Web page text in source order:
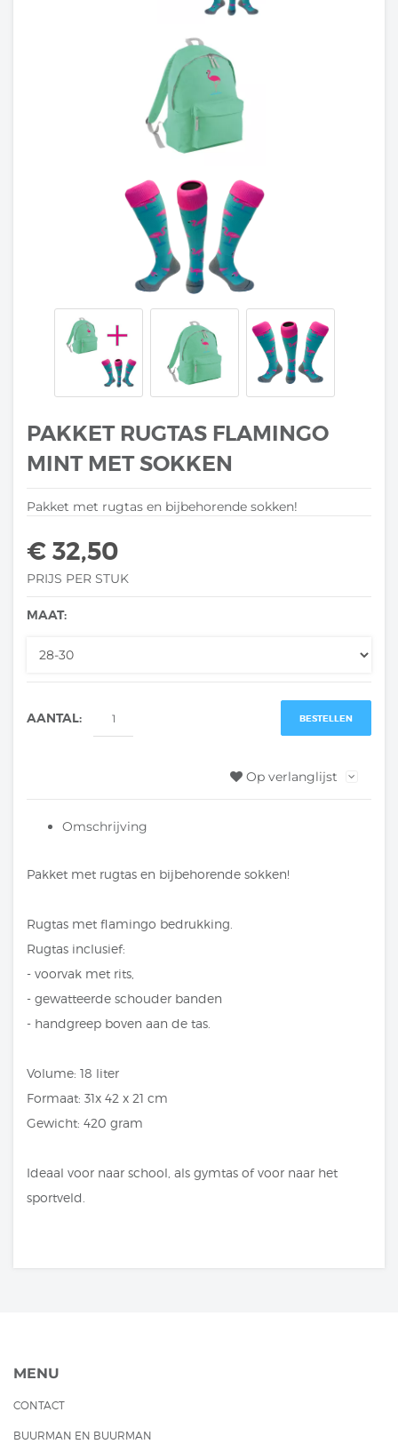
PAKKET RUGTAS FLAMINGO
MINT MET SOKKEN
Pakket met rugtas en bijbehorende sokken!
€ 32,50
PRIJS PER STUK
MAAT:
AANTAL: BESTELLEN
Op verlanglijst
Omschrijving
Pakket met rugtas en bijbehorende sokken!
Rugtas met flamingo bedrukking.
Rugtas inclusief:
- voorvak met rits,
- gewatteerde schouder banden
- handgreep boven aan de tas.
Volume: 18 liter
Formaat: 31x 42 x 21 cm
Gewicht: 420 gram
Ideaal voor naar school, als gymtas of voor naar het
sportveld.
MENU
CONTACT
BUURMAN EN BUURMAN